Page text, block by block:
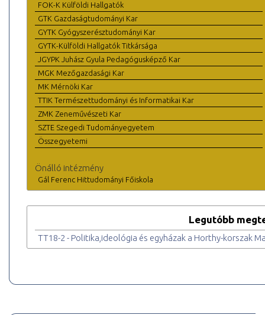
FOK-K Külföldi Hallgatók
GTK Gazdaságtudományi Kar
GYTK Gyógyszerésztudományi Kar
GYTK-Külföldi Hallgatók Titkársága
JGYPK Juhász Gyula Pedagógusképző Kar
MGK Mezőgazdasági Kar
MK Mérnöki Kar
TTIK Természettudományi és Informatikai Kar
ZMK Zeneművészeti Kar
SZTE Szegedi Tudományegyetem
Összegyetemi
Önálló intézmény
Gál Ferenc Hittudományi Főiskola
Legutóbb
TT18-2 - Politika,ideológia és egyházak a Horthy-korszak